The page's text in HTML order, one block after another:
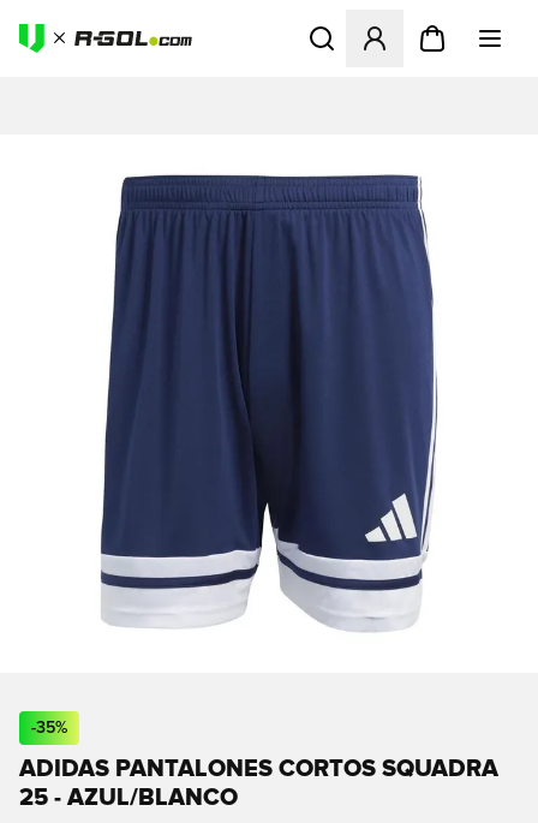
Abre un modal para iniciar
-35%
ADIDAS PANTALONES CORTOS SQUADRA
25 - AZUL/BLANCO